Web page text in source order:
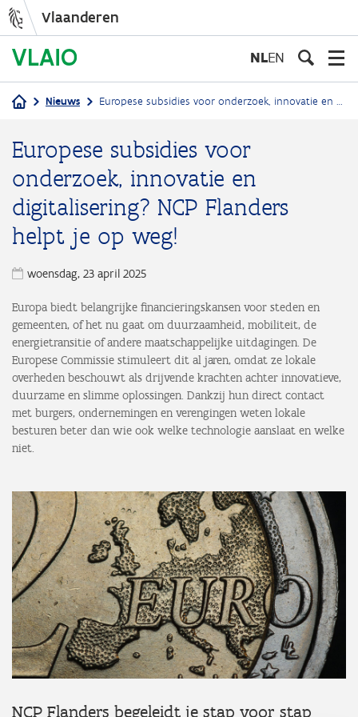
Vlaanderen
NLEN
Nieuws Europese subsidies voor onderzoek, innovatie en digitalisering? NCP Flanders helpt je op weg!
Europese subsidies voor
onderzoek, innovatie en
digitalisering? NCP Flanders
helpt je op weg!
woensdag, 23 april 2025
Europa biedt belangrijke financieringskansen voor steden en
gemeenten, of het nu gaat om duurzaamheid, mobiliteit, de
energietransitie of andere maatschappelijke uitdagingen. De
Europese Commissie stimuleert dit al jaren, omdat ze lokale
overheden beschouwt als drijvende krachten achter innovatieve,
duurzame en slimme oplossingen. Dankzij hun direct contact
met burgers, ondernemingen en verengingen weten lokale
besturen beter dan wie ook welke technologie aanslaat en welke
niet.
NCP Flanders begeleidt je stap voor stap